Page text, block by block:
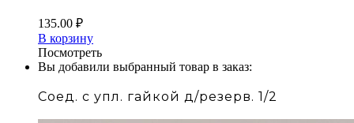
135.00 ₽
В корзину
Посмотреть
Вы добавили выбранный товар в заказ:
Соед. с упл. гайкой д/резерв. 1/2